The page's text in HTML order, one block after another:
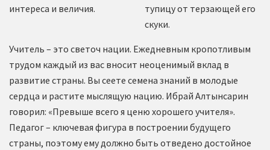
интереса и величия.
тупицу от терзающей его
скуки.
Учитель – это светоч нации. Ежедневным кропотливым
трудом каждый из вас вносит неоценимый вклад в
развитие страны. Вы сеете семена знаний в молодые
сердца и растите мыслящую нацию. Ибрай Алтынсарин
говорил: «Превыше всего я ценю хорошего учителя».
Педагог – ключевая фигура в построении будущего
страны, поэтому ему должно быть отведено достойное